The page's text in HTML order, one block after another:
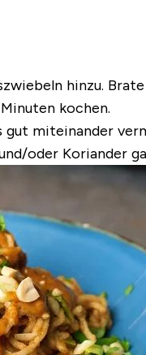
hinzu.
kochen.
gut miteinander
oder Koriander